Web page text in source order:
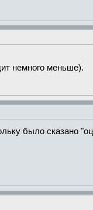
немного меньше).
было сказано